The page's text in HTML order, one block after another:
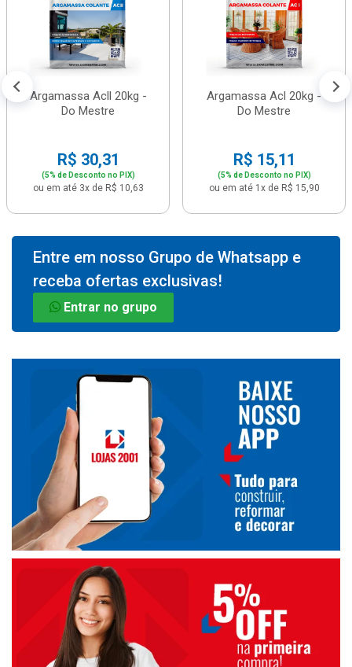
Argamassa Acll 20kg -
Do Mestre
R$ 30,31
(5% de Desconto no PIX)
ou em até 3x de R$ 10,63
Argamassa Acl 20kg -
Do Mestre
R$ 15,11
(5% de Desconto no PIX)
ou em até 1x de R$ 15,90
Entre em nosso Grupo de Whatsapp e
receba ofertas exclusivas!
Entrar no grupo